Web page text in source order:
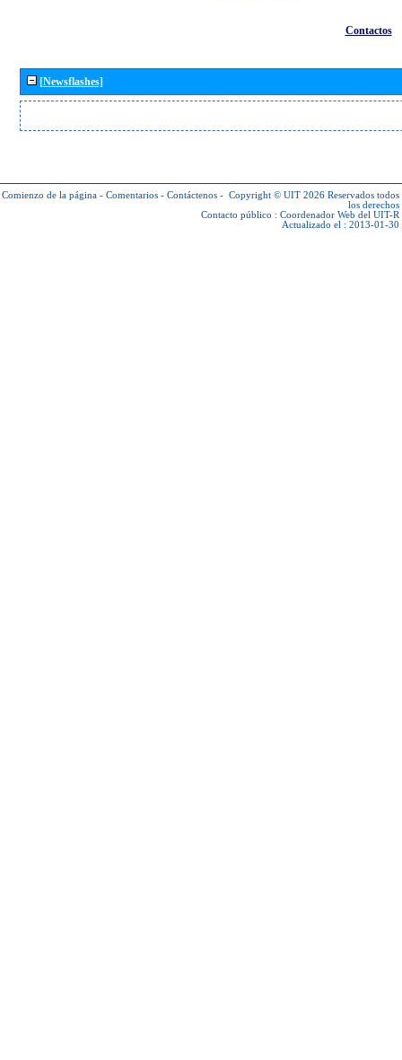
Contactos
[Newsflashes]
Comienzo de la página - Comentarios - Contáctenos - Copyright © UIT 2026 Reservados todos
los derechos
Contacto público : Coordenador Web del UIT-R
Actualizado el : 2013-01-30